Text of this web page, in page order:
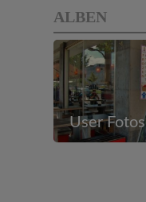
ALBEN
User Fotos